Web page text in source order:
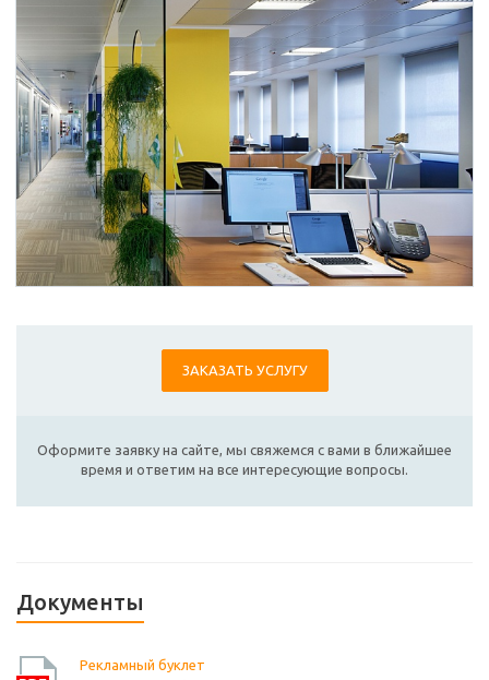
ЗАКАЗАТЬ УСЛУГУ
Оформите заявку на сайте, мы свяжемся с вами в ближайшее
время и ответим на все интересующие вопросы.
Документы
Рекламный буклет